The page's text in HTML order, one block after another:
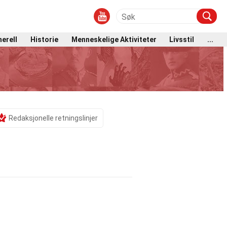
Historie Menneskelige Aktiviteter Livsstil ...
Redaksjonelle retningslinjer